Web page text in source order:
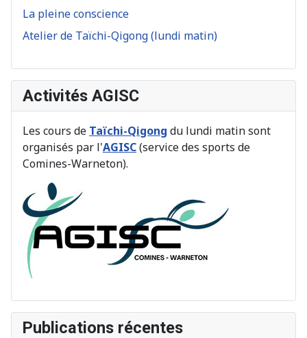
La pleine conscience
Atelier de Taïchi-Qigong (lundi matin)
Activités AGISC
Les cours de Taïchi-Qigong du lundi matin sont
organisés par l'AGISC(service des sports de
Comines-Warneton).
Publications récentes